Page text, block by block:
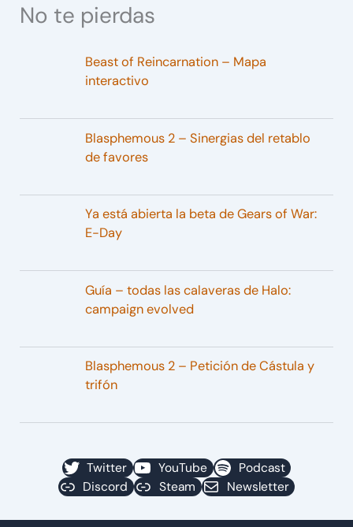
No te pierdas
Beast of Reincarnation – Mapa
interactivo
Blasphemous 2 – Sinergias del retablo
de favores
Ya está abierta la beta de Gears of War:
E-Day
Guía – todas las calaveras de Halo:
campaign evolved
Blasphemous 2 – Petición de Cástula y
trifón
Twitter YouTube
Podcast
Discord
Steam Newsletter